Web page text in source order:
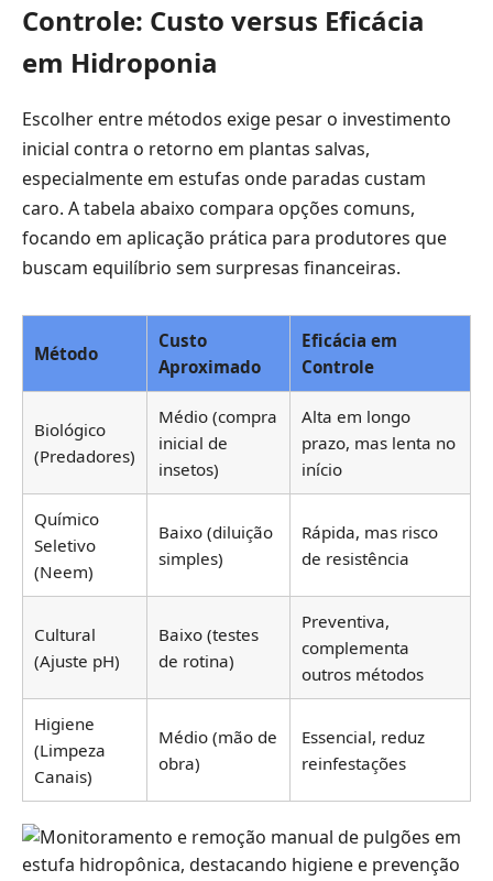
Controle: Custo versus Eficácia
em Hidroponia
Escolher entre métodos exige pesar o investimento
inicial contra o retorno em plantas salvas,
especialmente em estufas onde paradas custam
caro. A tabela abaixo compara opções comuns,
focando em aplicação prática para produtores que
buscam equilíbrio sem surpresas financeiras.
Método
Custo
Aproximado
Eficácia em
Controle
Biológico
(Predadores)
Médio (compra
inicial de
insetos)
Alta em longo
prazo, mas lenta no
início
Químico
Seletivo
(Neem)
Baixo (diluição
simples)
Rápida, mas risco
de resistência
Cultural
(Ajuste pH)
Baixo (testes
de rotina)
Preventiva,
complementa
outros métodos
Higiene
(Limpeza
Canais)
Médio (mão de
obra)
Essencial, reduz
reinfestações